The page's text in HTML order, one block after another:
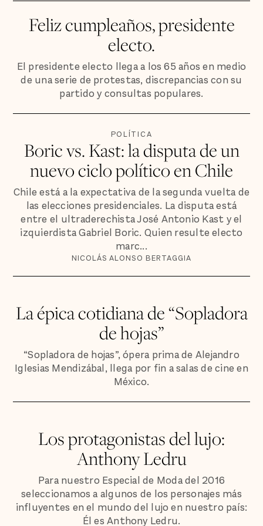
Feliz cumpleaños, presidente
electo.
El presidente electo llega a los 65 años en medio
de una serie de protestas, discrepancias con su
partido y consultas populares.
POLÍTICA
Boric vs. Kast: la disputa de un
nuevo ciclo político en Chile
Chile está a la expectativa de la segunda vuelta de
las elecciones presidenciales. La disputa está
entre el ultraderechista José Antonio Kast y el
izquierdista Gabriel Boric. Quien resulte electo
marc...
NICOLÁS ALONSO BERTAGGIA
La épica cotidiana de “Sopladora
de hojas”
“Sopladora de hojas”, ópera prima de Alejandro
Iglesias Mendizábal, llega por fin a salas de cine en
México.
Los protagonistas del lujo:
Anthony Ledru
Para nuestro Especial de Moda del 2016
seleccionamos a algunos de los personajes más
influyentes en el mundo del lujo en nuestro país:
Él es Anthony Ledru.